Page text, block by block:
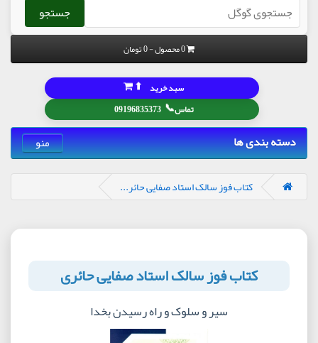
جستجو
0 محصول - 0 تومان
تماس📞
09196835373
سبد خرید ⬆
دسته بندی ها منو
کتاب فوز سالک استاد صفایی حائر...
کتاب فوز سالک استاد صفایی حائری
سیر و سلوک و راه رسیدن بخدا